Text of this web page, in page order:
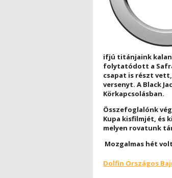
ifjú titánjaink
folytatódott a
csapat is részt
versenyt. A Black
Körkapcsolásban.
Összefoglalónk
Kupa kisfilmjét, és
melyen rovatunk
Mozgalmas hét
Dolfin Országos